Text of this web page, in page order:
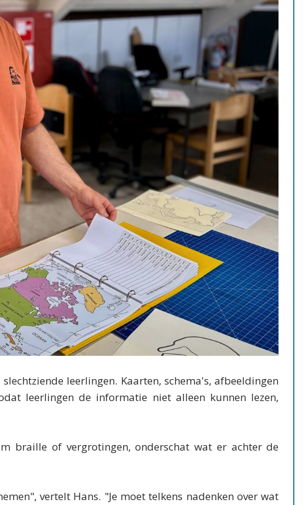
leerlingen. Kaarten, schema's, afbeeldingen
leerlingen de informatie niet alleen kunnen lezen,
braille of vergrotingen, onderschat wat er achter de
vertelt Hans. "Je moet telkens nadenken over wat